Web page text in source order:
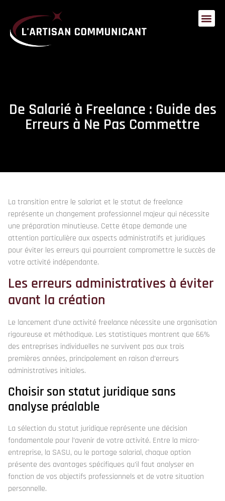
De Salarié à Freelance : Guide des
Erreurs à Ne Pas Commettre
La transition entre le salariat et le statut de freelance
représente un changement professionnel majeur qui nécessite
une préparation minutieuse. Cette étape demande une
attention particulière aux aspects administratifs et juridiques
pour éviter les erreurs qui pourraient compromettre le succès de
votre activité indépendante.
Les erreurs administratives à éviter
avant la création
Le lancement d’une activité freelance nécessite une organisation
rigoureuse et méthodique. Les statistiques montrent que 66%
des entreprises individuelles ne survivent pas aux trois
premières années, principalement en raison d’erreurs
administratives initiales.
Choisir son statut juridique sans
analyse préalable
La sélection du statut juridique représente une décision
fondamentale pour l’avenir de votre activité. Entre la micro-
entreprise, la SASU, ou le portage salarial, chaque option
présente des avantages spécifiques qu’il faut analyser en
fonction de vos objectifs professionnels et de votre situation
personnelle.